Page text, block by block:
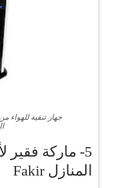
جهاز تنقية للهواء
5- ماركة فقير
المنازل Fakir